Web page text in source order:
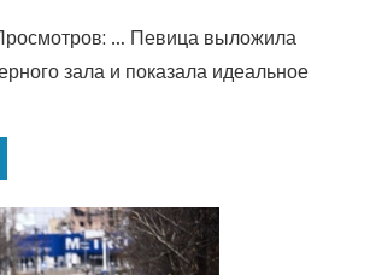
… Певица выложила
зала и показала идеальное